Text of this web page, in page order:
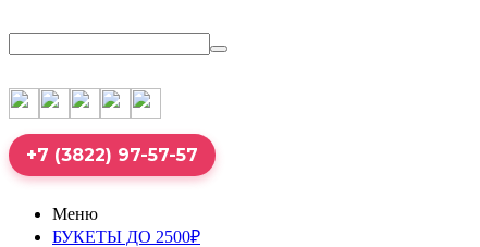
+7 (3822) 97-57-57
Меню
БУКЕТЫ ДО 2500₽